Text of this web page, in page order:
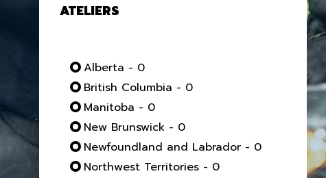
ATELIERS
Alberta - 0
British Columbia - 0
Manitoba - 0
New Brunswick - 0
Newfoundland and Labrador - 0
Northwest Territories - 0